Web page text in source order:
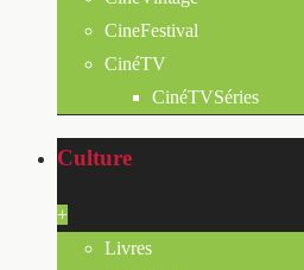
CineFestival
CinéTV
CinéTVSéries
Culture
+
Livres